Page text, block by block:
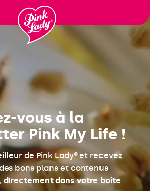
vous à la
Pink My Life !
de Pink Lady® et recevez
bons plans et contenus
directement dans votre boîte